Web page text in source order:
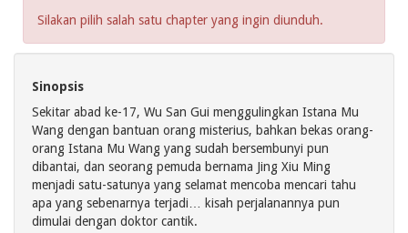
Silakan pilih salah satu chapter yang ingin diunduh.
Sinopsis
Sekitar abad ke-17, Wu San Gui menggulingkan Istana Mu
Wang dengan bantuan orang misterius, bahkan bekas orang-
orang Istana Mu Wang yang sudah bersembunyi pun
dibantai, dan seorang pemuda bernama Jing Xiu Ming
menjadi satu-satunya yang selamat mencoba mencari tahu
apa yang sebenarnya terjadi… kisah perjalanannya pun
dimulai dengan doktor cantik.